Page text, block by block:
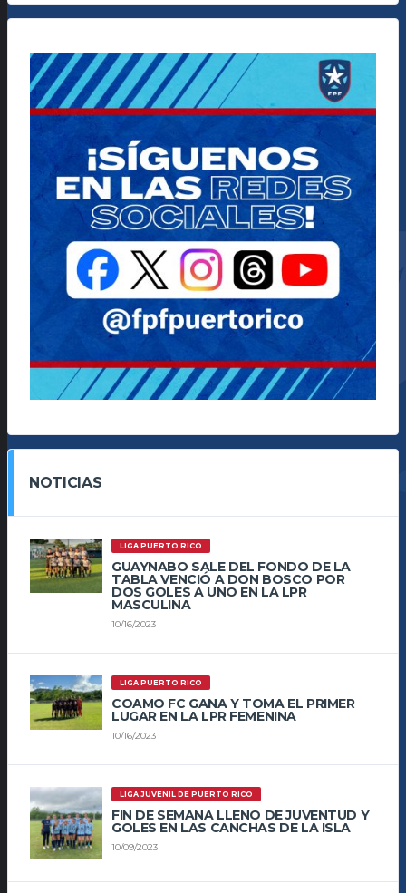
NOTICIAS
LIGA PUERTO RICO
GUAYNABO SALE DEL FONDO DE LA
TABLA VENCIÓ A DON BOSCO POR
DOS GOLES A UNO EN LA LPR
MASCULINA
10/16/2023
LIGA PUERTO RICO
COAMO FC GANA Y TOMA EL PRIMER
LUGAR EN LA LPR FEMENINA
10/16/2023
LIGA JUVENIL DE PUERTO RICO
FIN DE SEMANA LLENO DE JUVENTUD Y
GOLES EN LAS CANCHAS DE LA ISLA
10/09/2023